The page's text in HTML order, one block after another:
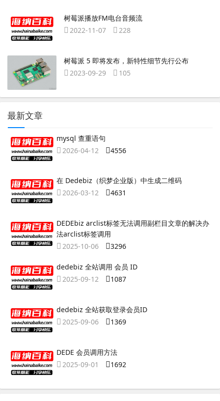
树莓派播放FM电台音频流
2022-11-07
228
树莓派 5 即将发布，新特性细节先行公布
2023-09-29
105
最新文章
mysql 查重语句
2026-04-12
4556
在 Dedebiz（织梦企业版）中生成二维码
2026-03-12
4631
DEDEbiz arclist标签无法调用副栏目文章的解决办
法arclist标签调用
2025-10-06
3296
dedebiz 全站调用 会员 ID
2025-09-12
1087
dedebiz 全站获取登录会员ID
2025-09-06
1369
DEDE 会员调用方法
2025-09-01
1692